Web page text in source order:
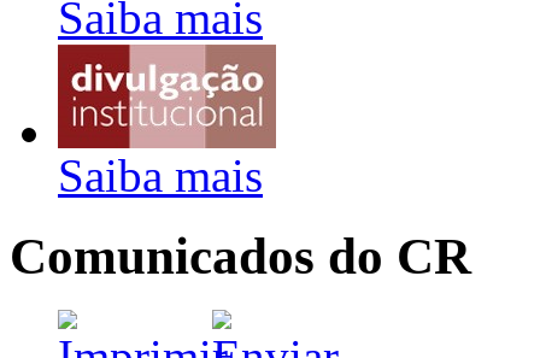
Saiba mais
Saiba mais
Comunicados do CR